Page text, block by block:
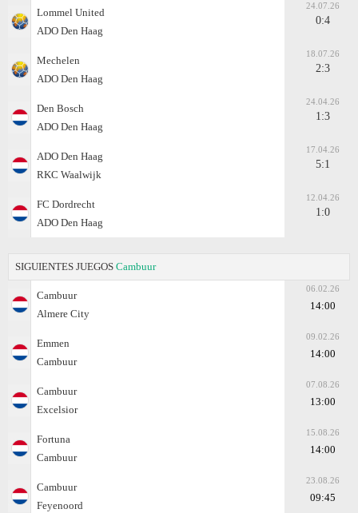
Lommel United
ADO Den Haag
24.07.26
0:4
Mechelen
ADO Den Haag
18.07.26
2:3
Den Bosch
ADO Den Haag
24.04.26
1:3
ADO Den Haag
RKC Waalwijk
17.04.26
5:1
FC Dordrecht
ADO Den Haag
12.04.26
1:0
SIGUIENTES JUEGOS Cambuur
Cambuur
Almere City
06.02.26
14:00
Emmen
Cambuur
09.02.26
14:00
Cambuur
Excelsior
07.08.26
13:00
Fortuna
Cambuur
15.08.26
14:00
Cambuur
Feyenoord
23.08.26
09:45